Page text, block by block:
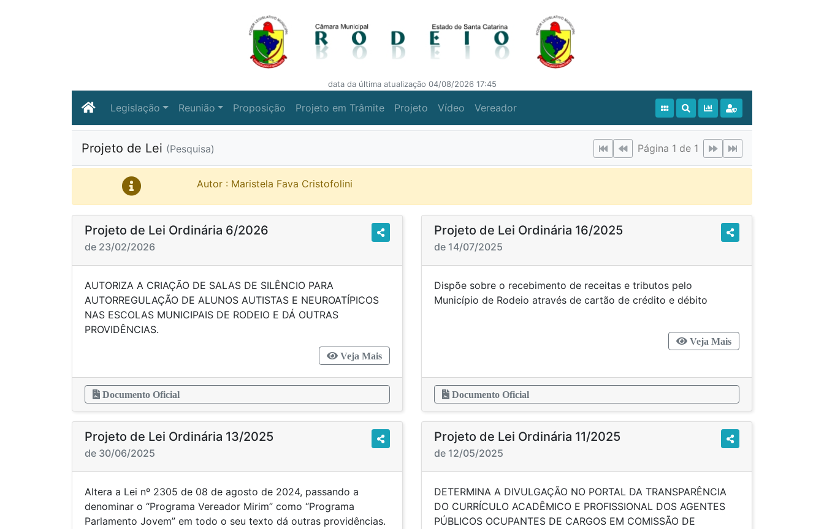
data da última atualização 04/08/2026 17:45
Legislação Reunião Proposição Projeto em Trâmite Projeto Vídeo Vereador
Projeto de Lei (Pesquisa) Página 1 de 1
Autor : Maristela Fava Cristofolini
Projeto de Lei Ordinária 6/2026
de 23/02/2026
AUTORIZA A CRIAÇÃO DE SALAS DE SILÊNCIO PARA
AUTORREGULAÇÃO DE ALUNOS AUTISTAS E NEUROATÍPICOS
NAS ESCOLAS MUNICIPAIS DE RODEIO E DÁ OUTRAS
PROVIDÊNCIAS.
Veja Mais
Documento Oficial
Projeto de Lei Ordinária 16/2025
de 14/07/2025
Dispõe sobre o recebimento de receitas e tributos pelo
Município de Rodeio através de cartão de crédito e débito
Veja Mais
Documento Oficial
Projeto de Lei Ordinária 13/2025
de 30/06/2025
Altera a Lei nº 2305 de 08 de agosto de 2024, passando a
denominar o “Programa Vereador Mirim” como “Programa
Parlamento Jovem” em todo o seu texto dá outras providências.
Projeto de Lei Ordinária 11/2025
de 12/05/2025
DETERMINA A DIVULGAÇÃO NO PORTAL DA TRANSPARÊNCIA
DO CURRÍCULO ACADÊMICO E PROFISSIONAL DOS AGENTES
PÚBLICOS OCUPANTES DE CARGOS EM COMISSÃO DE